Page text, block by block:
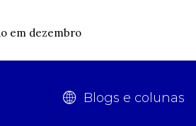
em dezembro
Blogs e colunas